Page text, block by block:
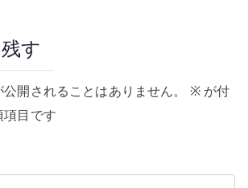
す
開されることはありません。 ※が付
項目です